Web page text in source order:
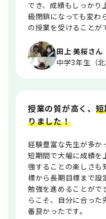
田上 美桜さん
中学3年生（北
でき、成績もしっかり
級閉鎖になっても変わ
の授業を受けることが
授業の質が高く、 短
りました！
経験豊富な先生が多か
短期間で大幅に成績を
強することの楽しさも
標から長期目標まで設
勉強を進めることがで
らこそ、自分に合った
番良かったです。